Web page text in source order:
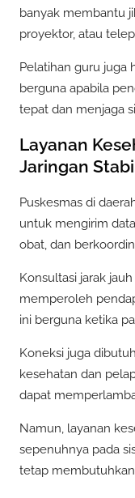
banyak membantu
proyektor, atau
Pelatihan guru juga
berguna apabila
tepat dan menjaga
Layanan
Jaringan
Puskesmas di
untuk mengirim
obat, dan
Konsultasi jarak
memperoleh
ini berguna ketika
Koneksi juga
kesehatan dan
dapat
Namun, layanan
sepenuhnya pada
tetap